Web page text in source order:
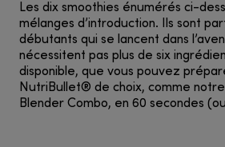
Les dix smoothies énumérés ci-
mélanges d’introduction. Ils sont
débutants qui se lancent dans
nécessitent pas plus de six
disponible, que vous pouvez
NutriBullet® de choix, comme
Blender Combo, en 60 secondes